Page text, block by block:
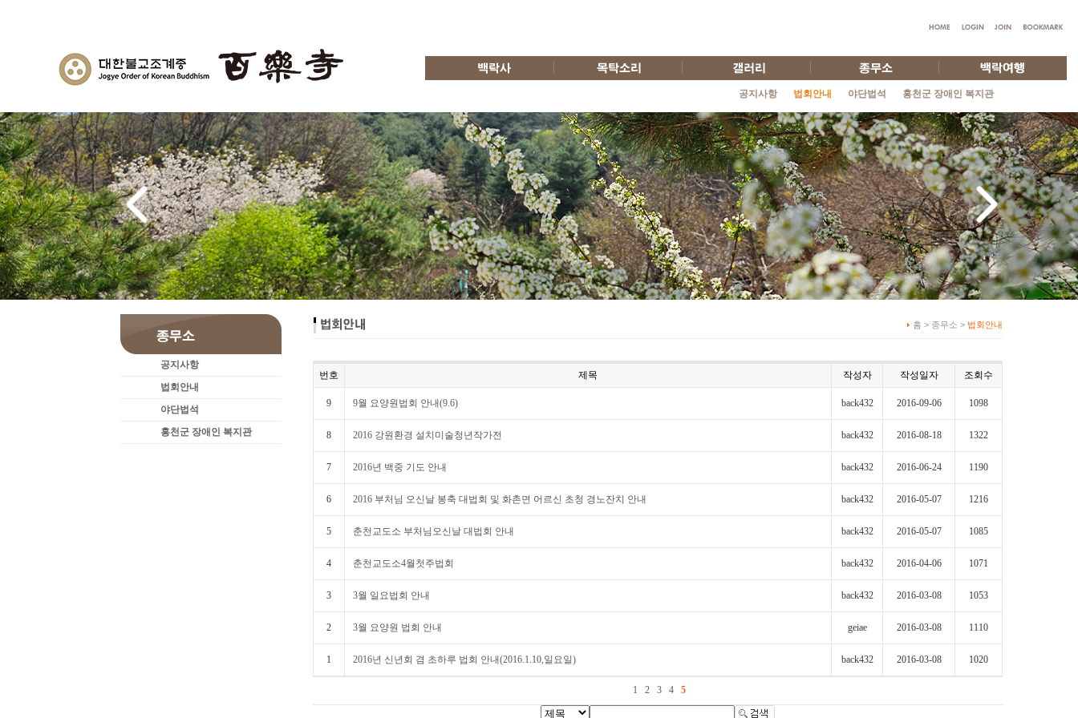
공지사항 법회안내 야단법석 홍천군 장애인 복지관
공지사항
법회안내
야단법석
홍천군 장애인 복지관
홈 > 종무소 > 법회안내
번호 제목 작성자 작성일자 조회수
9 9월 요양원법회 안내(9.6) back432 2016-09-06 1098
8 2016 강원환경 설치미술청년작가전 back432 2016-08-18 1322
7 2016년 백중 기도 안내 back432 2016-06-24 1190
6 2016 부처님 오신날 봉축 대법회 및 화촌면 어르신 초청 경노잔치 안내 back432 2016-05-07 1216
5 춘천교도소 부처님오신날 대법회 안내 back432 2016-05-07 1085
4 춘천교도소4월첫주법회 back432 2016-04-06 1071
3 3월 일요법회 안내 back432 2016-03-08 1053
2 3월 요양원 법회 안내 geiae 2016-03-08 1110
1 2016년 신년회 겸 초하루 법회 안내(2016.1.10,일요일) back432 2016-03-08 1020
1 2 3 4 5